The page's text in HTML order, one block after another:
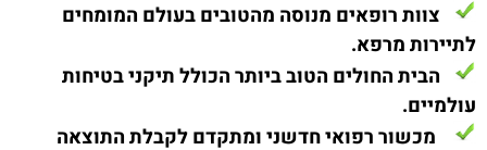
צוות רופאים מנוסה מהטובים בעולם המומחים
לתיירות מרפא.
הבית החולים הטוב ביותר הכולל תיקני בטיחות
עולמיים.
מכשור רפואי חדשני ומתקדם לקבלת התוצאה